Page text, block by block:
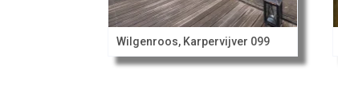
Wilgenroos, Karpervijver 099